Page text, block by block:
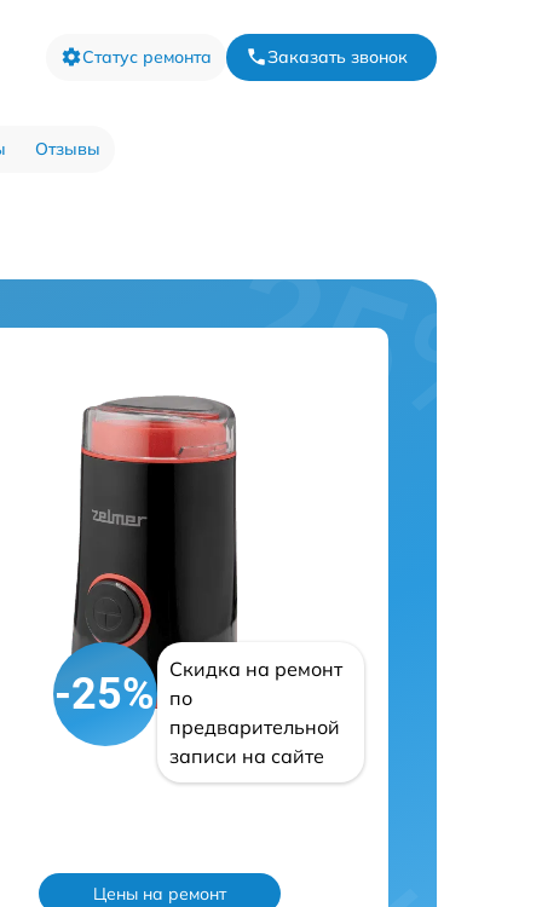
Статус ремонта Заказать звонок
Отзывы
-25%
Скидка на ремонт
по
предварительной
записи на сайте
Цены на ремонт